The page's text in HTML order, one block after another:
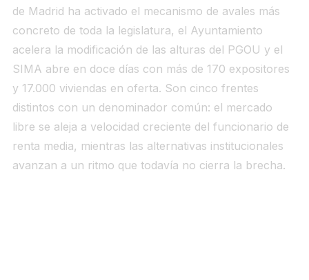
de Madrid ha activado el mecanismo de avales más
concreto de toda la legislatura, el Ayuntamiento
acelera la modificación de las alturas del PGOU y el
SIMA abre en doce días con más de 170 expositores
y 17.000 viviendas en oferta. Son cinco frentes
distintos con un denominador común: el mercado
libre se aleja a velocidad creciente del funcionario de
renta media, mientras las alternativas institucionales
avanzan a un ritmo que todavía no cierra la brecha.